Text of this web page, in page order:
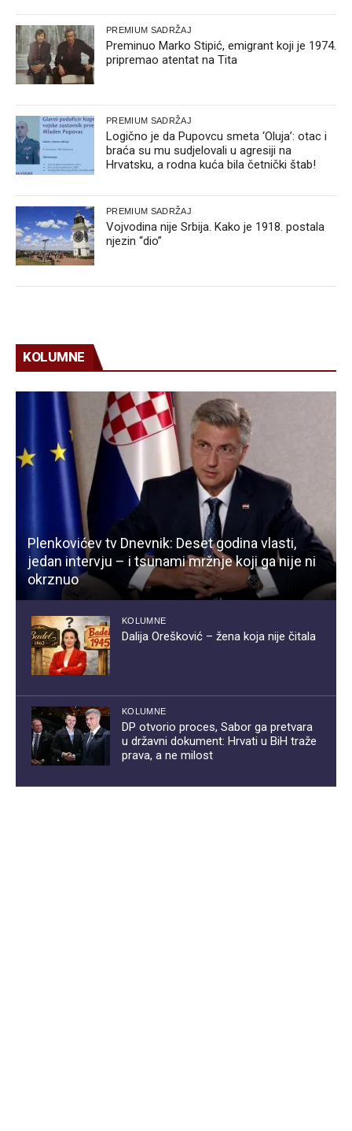
PREMIUM SADRŽAJ
Preminuo Marko Stipić, emigrant koji je 1974.
pripremao atentat na Tita
PREMIUM SADRŽAJ
Logično je da Pupovcu smeta ‘Oluja’: otac i
braća su mu sudjelovali u agresiji na
Hrvatsku, a rodna kuća bila četnički štab!
PREMIUM SADRŽAJ
Vojvodina nije Srbija. Kako je 1918. postala
njezin “dio”
KOLUMNE
Plenkovićev tv Dnevnik: Deset godina vlasti,
jedan intervju – i tsunami mržnje koji ga nije ni
okrznuo
KOLUMNE
Dalija Orešković – žena koja nije čitala
KOLUMNE
DP otvorio proces, Sabor ga pretvara
u državni dokument: Hrvati u BiH traže
prava, a ne milost